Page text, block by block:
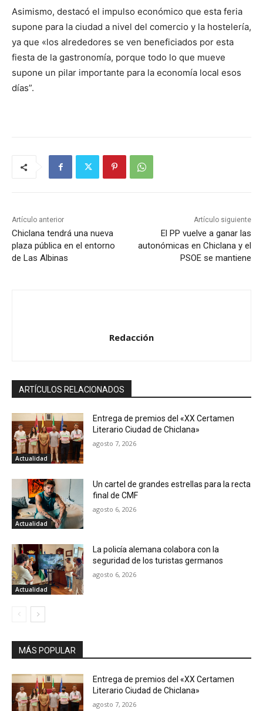
Asimismo, destacó el impulso económico que esta feria
supone para la ciudad a nivel del comercio y la hostelería,
ya que «los alrededores se ven beneficiados por esta
fiesta de la gastronomía, porque todo lo que mueve
supone un pilar importante para la economía local esos
días”.
Artículo anterior
Chiclana tendrá una nueva
plaza pública en el entorno
de Las Albinas
Artículo siguiente
El PP vuelve a ganar las
autonómicas en Chiclana y el
PSOE se mantiene
Redacción
ARTÍCULOS RELACIONADOS
Actualidad
Entrega de premios del «XX Certamen
Literario Ciudad de Chiclana»
agosto 7, 2026
Actualidad
Un cartel de grandes estrellas para la recta
final de CMF
agosto 6, 2026
Actualidad
La policía alemana colabora con la
seguridad de los turistas germanos
agosto 6, 2026
MÁS POPULAR
Entrega de premios del «XX Certamen
Literario Ciudad de Chiclana»
agosto 7, 2026